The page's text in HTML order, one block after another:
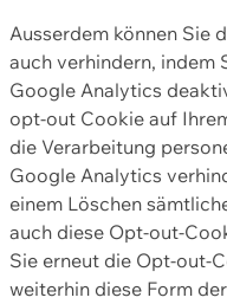
Ausserdem können Sie
auch verhindern, indem
Google Analytics
opt-out Cookie auf
die Verarbeitung
Google Analytics
einem Löschen
auch diese Opt-out-
Sie erneut die Opt-out-
weiterhin diese Form